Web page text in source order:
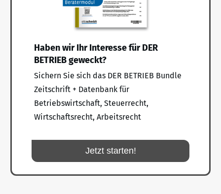
Haben wir Ihr Interesse für DER
BETRIEB geweckt?
Sichern Sie sich das DER BETRIEB Bundle
Zeitschrift + Datenbank für
Betriebswirtschaft, Steuerrecht,
Wirtschaftsrecht, Arbeitsrecht
Jetzt starten!